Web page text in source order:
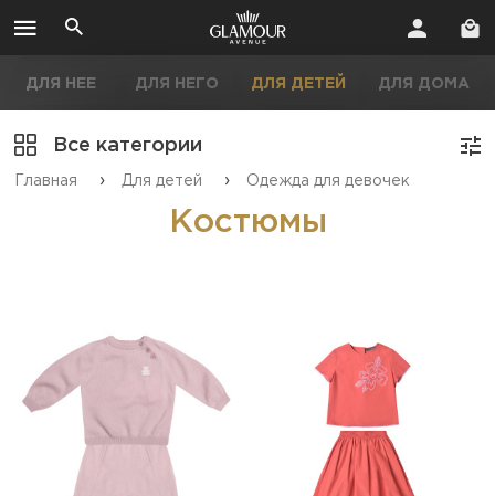
ДЛЯ НЕЕ ДЛЯ НЕГО ДЛЯ ДЕТЕЙ ДЛЯ ДОМА
Все категории
Главная › Для детей › Одежда для девочек
Костюмы